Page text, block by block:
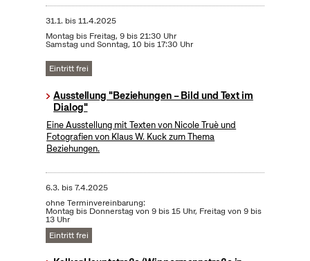
31.1. bis11.4.2025
Montag bis Freitag, 9 bis 21:30 Uhr
Samstag und Sonntag, 10 bis 17:30 Uhr
Eintritt frei
Ausstellung "Beziehungen – Bild und Text im
Dialog"
Eine Ausstellung mit Texten von Nicole Truè und
Fotografien von Klaus W. Kuck zum Thema
Beziehungen.
6.3. bis7.4.2025
ohne Terminvereinbarung:
Montag bis Donnerstag von 9 bis 15 Uhr, Freitag von 9 bis
13 Uhr
Eintritt frei